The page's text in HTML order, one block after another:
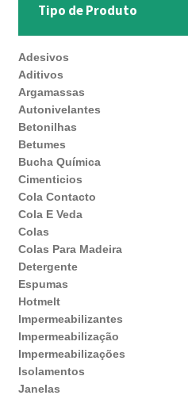
Tipo de Produto
Adesivos
Aditivos
Argamassas
Autonivelantes
Betonilhas
Betumes
Bucha Química
Cimenticios
Cola Contacto
Cola E Veda
Colas
Colas Para Madeira
Detergente
Espumas
Hotmelt
Impermeabilizantes
Impermeabilização
Impermeabilizações
Isolamentos
Janelas